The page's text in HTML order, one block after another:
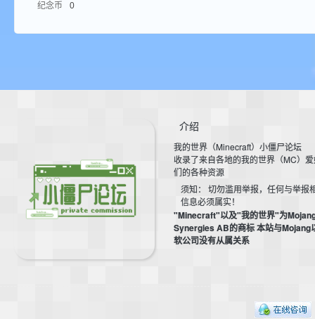
纪念币
0
介绍
我的世界（Minecraft）小僵尸论坛
收录了来自各地的我的世界（MC）
们的各种资源
须知： 切勿滥用举报，任何与举报
信息必须属实！
"Minecraft"以及"我的世界"为
Synergies AB的商标 本站与Mojang
软公司没有从属关系